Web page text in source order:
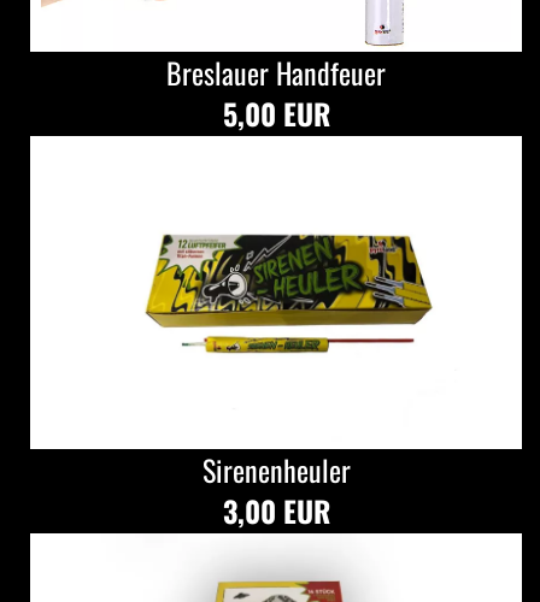
Breslauer Handfeuer
5,00 EUR
Sirenenheuler
3,00 EUR